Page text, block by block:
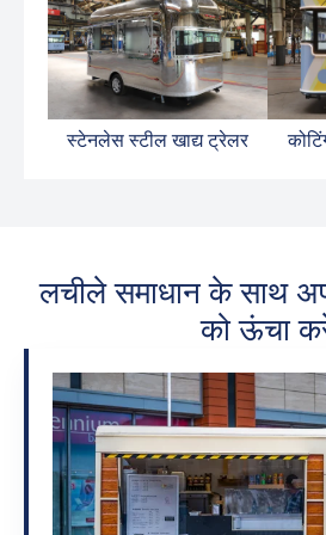
स्टेनलेस स्टील खाद्य ट्रेलर
लचीले समाधान के साथ
को ऊंचा